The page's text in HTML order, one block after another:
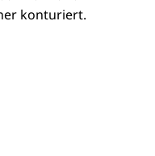
konturiert.